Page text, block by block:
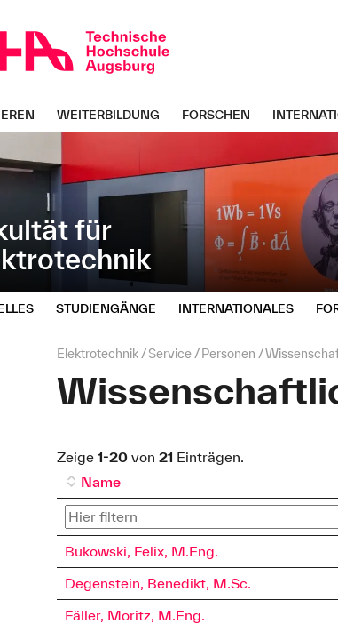
für
WEITERBILDUNG FORSCHEN
STUDIENGÄNGE INTERNATIONALES
Seitenpfad:
Elektrotechnik Service Personen
Zeige1-20 von21 Einträgen.
Name
Bukowski, Felix, M.Eng.
Degenstein, Benedikt, M.Sc.
Fäller, Moritz, M.Eng.